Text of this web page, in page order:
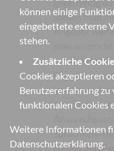
können einige
eingebettete externe
stehen.
Zusätzliche
Cookies akzeptieren
Benutzererfahrung zu
funktionalen Cookies
Weitere Informationen
Datenschutzerklärung.
sodass man
Angebot
mit viel
Engagement
immer wieder
stehen und